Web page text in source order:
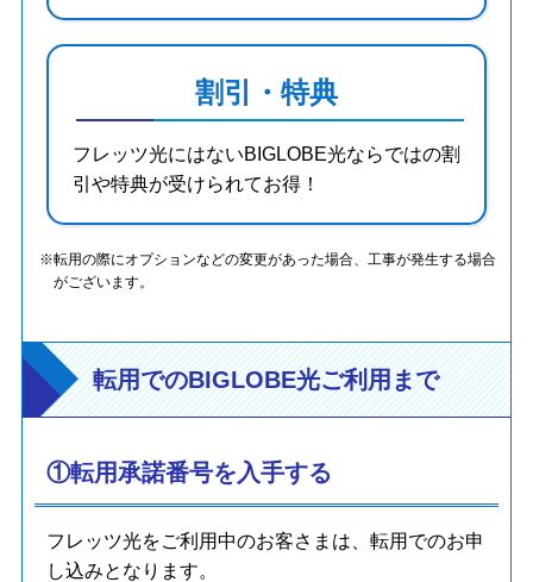
割引・特典
フレッツ光にはないBIGLOBE光ならではの割
引や特典が受けられてお得！
転用の際にオプションなどの変更があった場合、工事が発生する場合
がございます。
転用でのBIGLOBE光ご利用まで
①転用承諾番号を入手する
フレッツ光をご利用中のお客さまは、転用でのお申
し込みとなります。